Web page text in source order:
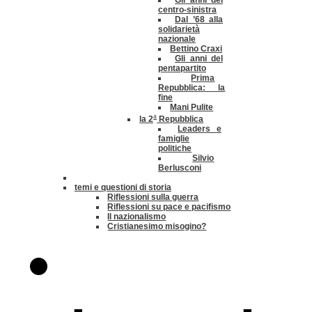
centro-sinistra
Dal ’68 alla
solidarietà
nazionale
Bettino Craxi
Gli anni del
pentapartito
Prima
Repubblica: la
fine
Mani Pulite
la 2aRepubblica
Leaders e
famiglie
politiche
Silvio
Berlusconi
temi e questioni di storia
Riflessioni sulla guerra
Riflessioni su pace e pacifismo
Il nazionalismo
Cristianesimo misogino?